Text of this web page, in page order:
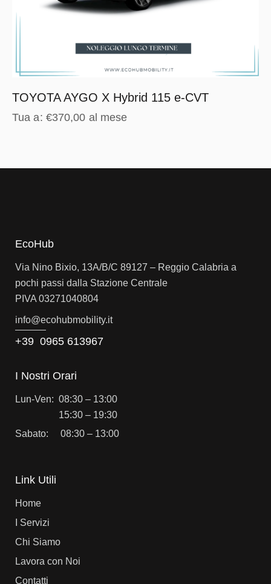
TOYOTA AYGO X Hybrid 115 e-CVT
Tua a: €370,00 al mese
EcoHub
Via Nino Bixio, 13A/B/C 89127 – Reggio Calabria a
pochi passi dalla Stazione Centrale
PIVA 03271040804
info@ecohubmobility.it
+39 0965 613967
I Nostri Orari
Lun-Ven: 08:30 – 13:00
15:30 – 19:30
Sabato: 08:30 – 13:00
Link Utili
Home
I Servizi
Chi Siamo
Lavora con Noi
Contatti